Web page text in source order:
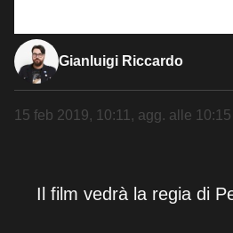
Gianluigi Riccardo
15 feb 2019, 10:11 , agg. alle 10:15
Il film vedrà la regia di